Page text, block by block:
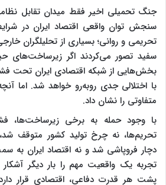
جنگ تحمیلی اخیر فقط میدان تقابل
سنجش توان واقعی اقتصاد ایران در
تحریمی و روانی؛ بسیاری از تحلیلگران
سفید تصور می‌کردند اگر زیرساخت‌های
بخش‌هایی از شبکه اقتصادی ایران تحت
با اختلالی جدی روبه‌رو خواهد شد. اما
متفاوتی را نشان داد.
با وجود حمله به برخی زیرساخت‌ها،
تحریم‌ها، نه چرخ تولید کشور متوقف شد،
دچار فروپاشی شد و نه اقتصاد ایران
تجربه یک واقعیت مهم را بار دیگر
پشت هر قدرت دفاعی، اقتصادی قرار